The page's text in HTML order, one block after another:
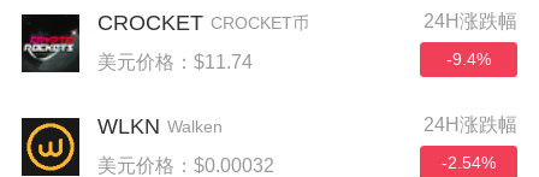
CROCKET CROCKET币
美元价格：$11.74
24H涨跌幅
-9.4%
WLKN Walken
美元价格：$0.00032
24H涨跌幅
-2.54%